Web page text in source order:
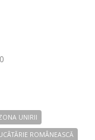
UNIRII
ROMÂNEASCĂ